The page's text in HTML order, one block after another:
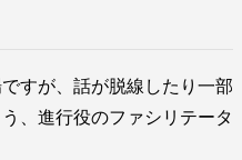
すが、話が脱線したり一部
、進行役のファシリテータ